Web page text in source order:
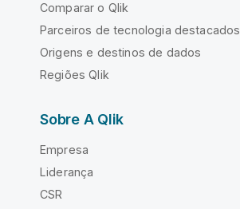
Comparar o Qlik
Parceiros de tecnologia destacados
Origens e destinos de dados
Regiões Qlik
Sobre A Qlik
Empresa
Liderança
CSR